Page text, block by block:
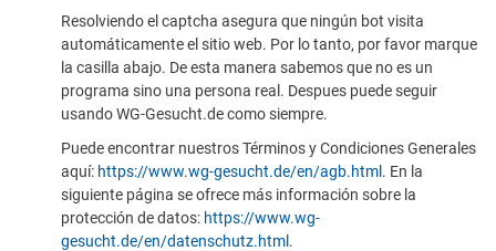
Resolviendo el captcha asegura que ningún bot visita
automáticamente el sitio web. Por lo tanto, por favor marque
la casilla abajo. De esta manera sabemos que no es un
programa sino una persona real. Despues puede seguir
usando WG-Gesucht.de como siempre.
Puede encontrar nuestros Términos y Condiciones Generales
aquí: https://www.wg-gesucht.de/en/agb.html . En la
siguiente página se ofrece más información sobre la
protección de datos: https://www.wg-
gesucht.de/en/datenschutz.html .